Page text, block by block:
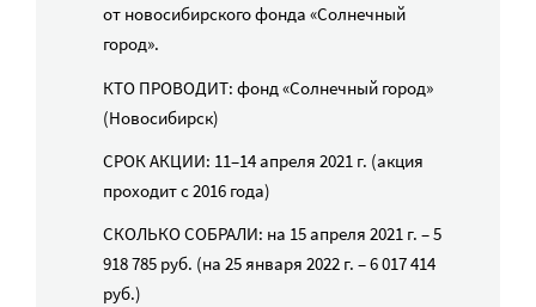
от новосибирского фонда «Солнечный
город».
КТО ПРОВОДИТ: фонд «Солнечный город»
(Новосибирск)
СРОК АКЦИИ: 11–14 апреля 2021 г. (акция
проходит с 2016 года)
СКОЛЬКО СОБРАЛИ: на 15 апреля 2021 г. – 5
918 785 руб. (на 25 января 2022 г. – 6 017 414
руб.)